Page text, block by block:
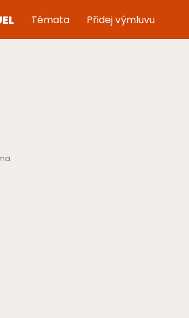
Témata Přidej výmluvu